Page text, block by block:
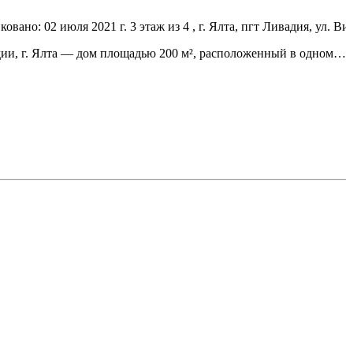
02 июля 2021 г. 3 этаж из 4 , г. Ялта, пгт Ливадия, ул.
г. Ялта — дом площадью 200 м², расположенный в одном…